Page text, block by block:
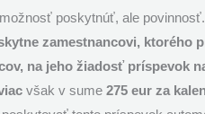
poskytnúť, ale
zamestnancovi, ktorého
na jeho žiadosť príspevok
však v sume275 eur za